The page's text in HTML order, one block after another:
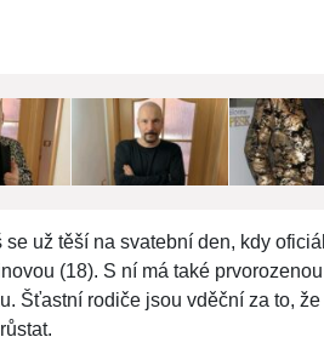
se už těší na svatební den, kdy
(18). S ní má také
Šťastní rodiče jsou vděční za to,